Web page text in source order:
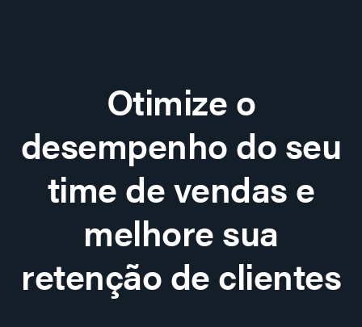
Otimize o
desempenho do seu
time de vendas e
melhore sua
retenção de clientes